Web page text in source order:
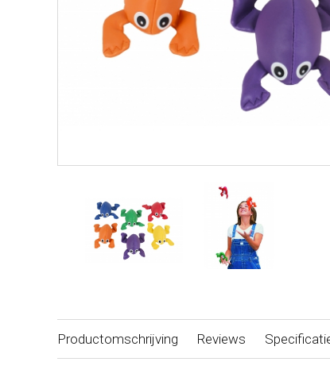
Productomschrijving Reviews